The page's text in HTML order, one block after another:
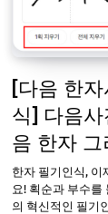
[다음 한
식] 다음
음 한자
한자 필기인식, 이
요! 획순과 부수를
의 혁신적인 필기